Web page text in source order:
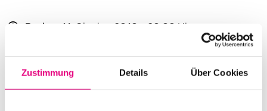
Zustimmung Details Über Cookies
Beginn:
11. Oktober 2010 - 20:00 Uhr
Ende:11. Oktober 2010 - 22:30 Uhr